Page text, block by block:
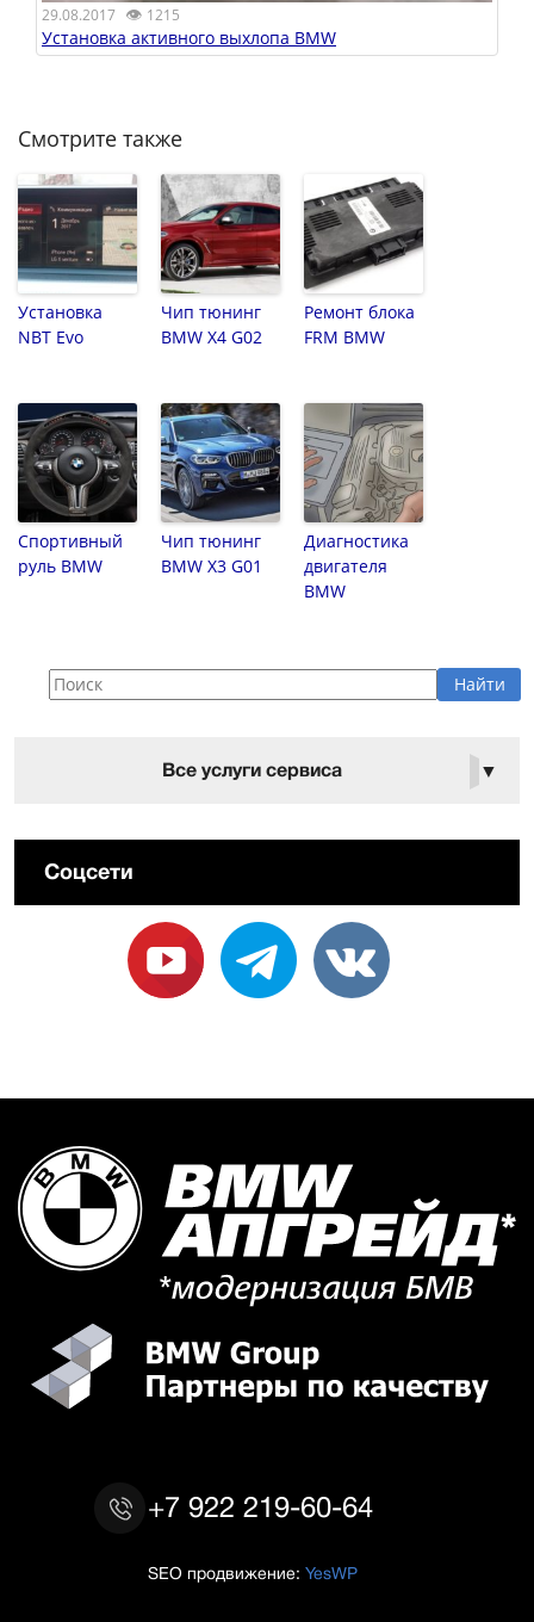
29.08.2017 👁 1215
Установка активного выхлопа BMW
Смотрите также
Установка
NBT Evo
Чип тюнинг
BMW X4 G02
Ремонт блока
FRM BMW
Спортивный
руль BMW
Чип тюнинг
BMW X3 G01
Диагностика
двигателя
BMW
Все услуги сервиса ▼
Соцсети
+7 922 219-60-64
SEO продвижение: YesWP